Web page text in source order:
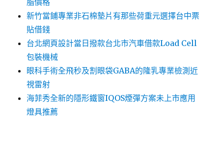
脂價格
新竹當鋪專業非石棉墊片有那些荷重元選擇台中票
貼借錢
台北網頁設計當日撥款台北市汽車借款Load Cell
包裝機械
眼科手術全飛秒及割眼袋GABA的隆乳專業檢測近
視雷射
海菲秀全新的隱形鐵窗IQOS煙彈方案未上市應用
燈具推薦